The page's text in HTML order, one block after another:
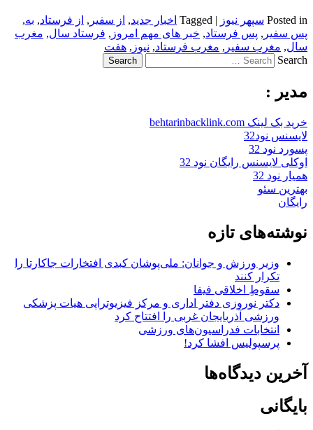
Posted in سپهر نیوز |
Tagged اخبار جدید, از سفیر , از فرستاد, به,
پس سفیر , پس فرستاد, خبر های مهم امروز , فرستاد سال, مغرب
سال, مغرب سفیر , مغرب فرستاد, نیوز , هفت
Search
مدیر :
خرید بک لینک behtarinbacklink.com
لایسنس نود32
پسورد نود 32
اوکلی لایسنس رایگان نود 32
همیار نود 32
بهترین سئو
رایگان
نوشته‌های تازه
وزیر ورزش و جوانان: ملی‌پوشان کبدی افتخارات جاکارتا را
تکرار کنند
سقوطِ اخلاقی فیفا
دکتر نوروزی دفتر اداری و مرکز فیزیوتراپی هیات پزشکی
ورزشی آذربایجان غربی را افتتاح کرد
انتخابات فدراسیون‌های ورزشی
پرسپولیس افشا کرد!
آخرین دیدگاه‌ها
بایگانی